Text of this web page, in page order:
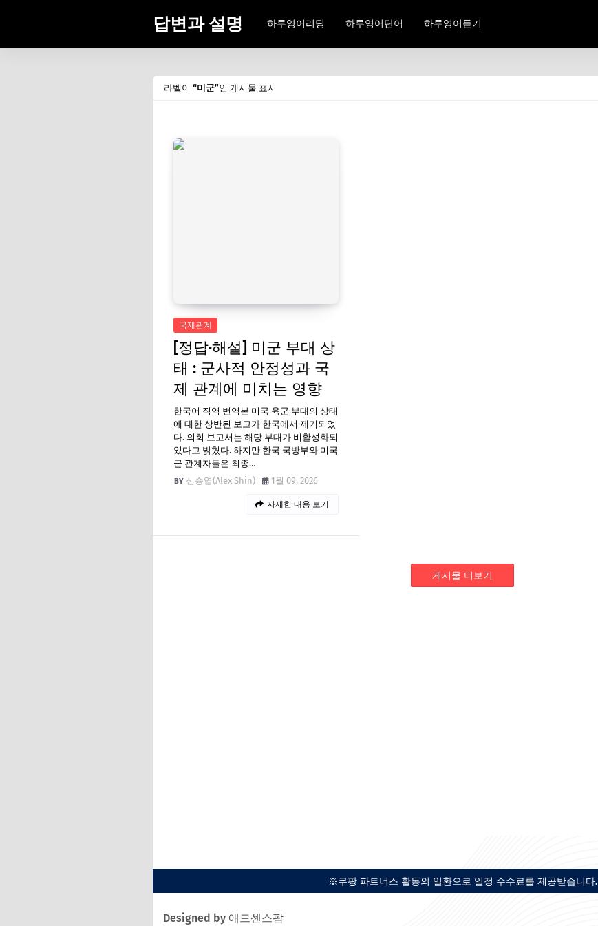
답변과 설명 하루영어리딩 하루영어단어 하루영어듣기
라벨이 미군 인 게시물 표시
국제관계
[정답·해설] 미군 부대 상
태 : 군사적 안정성과 국
제 관계에 미치는 영향
한국어 직역 번역본 미국 육군 부대의 상태
에 대한 상반된 보고가 한국에서 제기되었
다. 의회 보고서는 해당 부대가 비활성화되
었다고 밝혔다. 하지만 한국 국방부와 미국
군 관계자들은 최종…
신승엽(Alex Shin)
1월 09, 2026
자세한 내용 보기
게시물 더보기
※쿠팡 파트너스 활동의 일환으로 일정 수수료를 제공받습니다.
Designed by 애드센스팜